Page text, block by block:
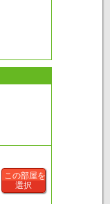
この部屋を
選択